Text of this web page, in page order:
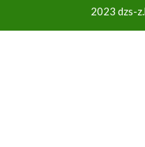
2023 dzs-